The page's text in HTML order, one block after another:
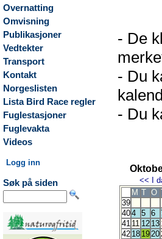
Overnatting
Omvisning
Publikasjoner
Vedtekter
Transport
Kontakt
Norgeslisten
Lista Bird Race regler
Fuglestasjoner
Fuglevakta
Videos
Logg inn
Søk på siden
- De
- Du
- Du
<< I
M T O
39
404 5 6
41 11 12 13
42 18 1920